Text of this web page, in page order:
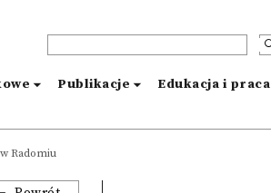
Publikacje Edukacja i praca
Radomiu